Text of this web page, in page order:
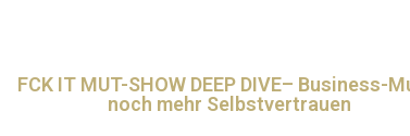
FCK IT MUT-SHOW DEEP DIVE– Business-
noch mehr Selbstvertrauen